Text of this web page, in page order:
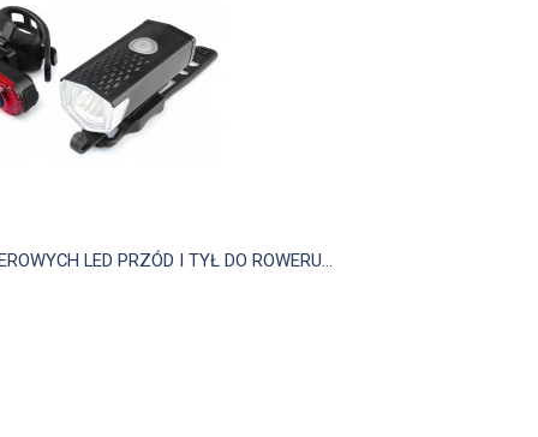
Szybki podgląd
LED PRZÓD I TYŁ DO ROWERU...